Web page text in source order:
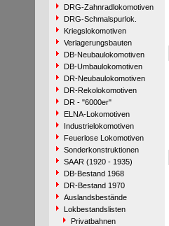
DRG-Zahnradlokomotiven
DRG-Schmalspurlok.
Kriegslokomotiven
Verlagerungsbauten
DB-Neubaulokomotiven
DB-Umbaulokomotiven
DR-Neubaulokomotiven
DR-Rekolokomotiven
DR - "6000er"
ELNA-Lokomotiven
Industrielokomotiven
Feuerlose Lokomotiven
Sonderkonstruktionen
SAAR (1920 - 1935)
DB-Bestand 1968
DR-Bestand 1970
Auslandsbestände
Lokbestandslisten
Privatbahnen